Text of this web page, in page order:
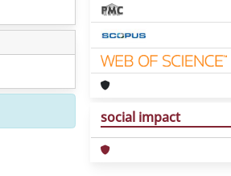
social impact